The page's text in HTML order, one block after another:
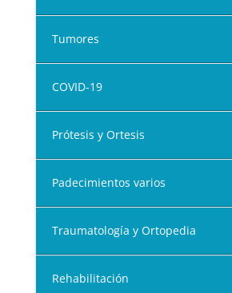
Tumores
COVID-19
Prótesis y Ortesis
Padecimientos varios
Traumatología y Ortopedia
Rehabilitación